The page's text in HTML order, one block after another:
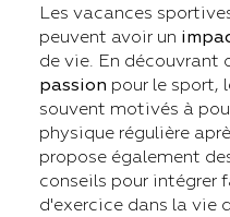
Les vacances
peuvent avoir un
de vie. En découvrant
passion pour le sport,
souvent motivés à
physique régulière
propose également
conseils pour intégrer
d'exercice dans la vie